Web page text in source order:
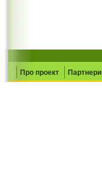
Про проект Партнери